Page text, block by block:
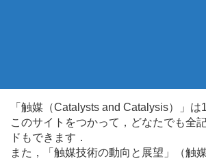
「触媒（Catalysts and Catalysis）」
このサイトをつかって，どなたでも全
ドもできます．
また，「触媒技術の動向と展望」（触